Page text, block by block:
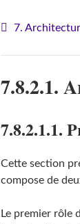
7.
7.8.2.1.
7.8.2.1.1.
Cette section
compose de
Le premier rôle